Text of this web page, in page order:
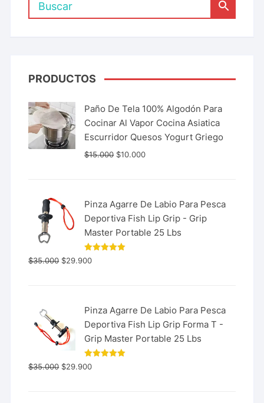
PRODUCTOS
Paño De Tela 100% Algodón Para
Cocinar Al Vapor Cocina Asiatica
Escurridor Quesos Yogurt Griego
$15.000 $10.000
Pinza Agarre De Labio Para Pesca
Deportiva Fish Lip Grip - Grip
Master Portable 25 Lbs
Valorado
con
$35.000 $29.900
Pinza Agarre De Labio Para Pesca
Deportiva Fish Lip Grip Forma T -
Grip Master Portable 25 Lbs
Valorado
con
$35.000 $29.900